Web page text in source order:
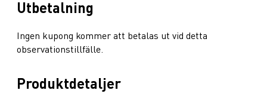
Utbetalning
Ingen kupong kommer att betalas ut vid detta
observationstillfälle.
Produktdetaljer